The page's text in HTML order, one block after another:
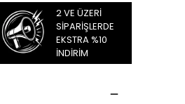
2 VE ÜZERİ
SİPARİŞLERDE
EKSTRA %10
İNDİRİM